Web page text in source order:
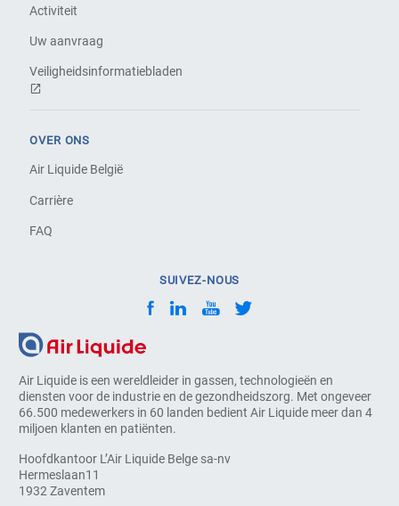
Air Liquide is een wereldleider in gassen, technologieën en
diensten voor de industrie en de gezondheidszorg. Met ongeveer
66.500 medewerkers in 60 landen bedient Air Liquide meer dan 4
miljoen klanten en patiënten.
Hoofdkantoor L’Air Liquide Belge sa-nv
Hermeslaan11
1932 Zaventem
Activiteit
Uw aanvraag
Veiligheidsinformatiebladen
OVER ONS
Air Liquide België
Carrière
FAQ
SUIVEZ-NOUS